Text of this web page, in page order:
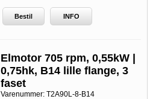
Bestil INFO
Elmotor 705 rpm, 0,55kW |
0,75hk, B14 lille flange, 3
faset
Varenummer:T2A90L-8-B14